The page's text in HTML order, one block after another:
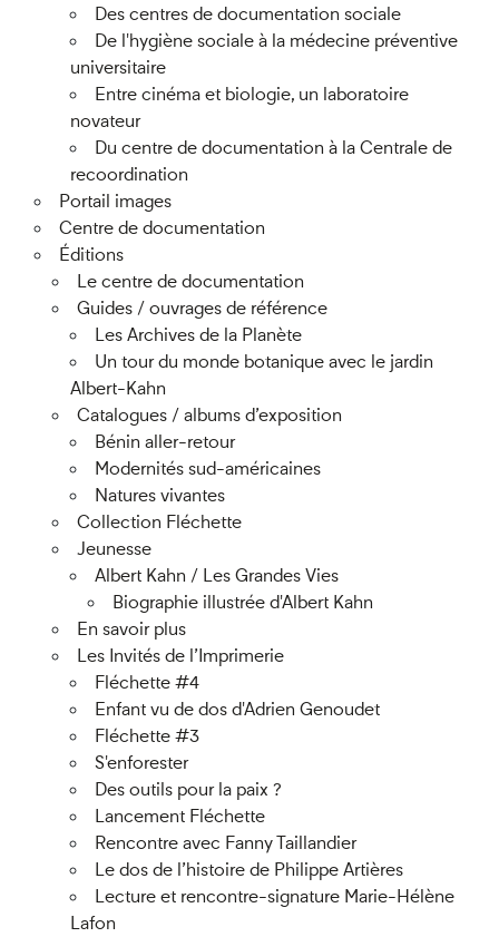
Des centres de documentation sociale
De l'hygiène sociale à la médecine préventive
universitaire
Entre cinéma et biologie, un laboratoire
novateur
Du centre de documentation à la Centrale de
recoordination
Portail images
Centre de documentation
Éditions
Le centre de documentation
Guides / ouvrages de référence
Les Archives de la Planète
Un tour du monde botanique avec le jardin
Albert-Kahn
Catalogues / albums d’exposition
Bénin aller-retour
Modernités sud-américaines
Natures vivantes
Collection Fléchette
Jeunesse
Albert Kahn / Les Grandes Vies
Biographie illustrée d'Albert Kahn
En savoir plus
Les Invités de l’Imprimerie
Fléchette #4
Enfant vu de dos d'Adrien Genoudet
Fléchette #3
S'enforester
Des outils pour la paix ?
Lancement Fléchette
Rencontre avec Fanny Taillandier
Le dos de l’histoire de Philippe Artières
Lecture et rencontre-signature Marie-Hélène
Lafon